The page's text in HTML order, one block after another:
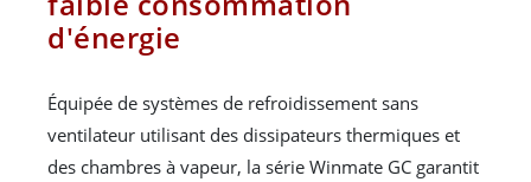
d'énergie
Équipée de systèmes de refroidissement sans
ventilateur utilisant des dissipateurs thermiques et
des chambres à vapeur, la série Winmate GC garantit